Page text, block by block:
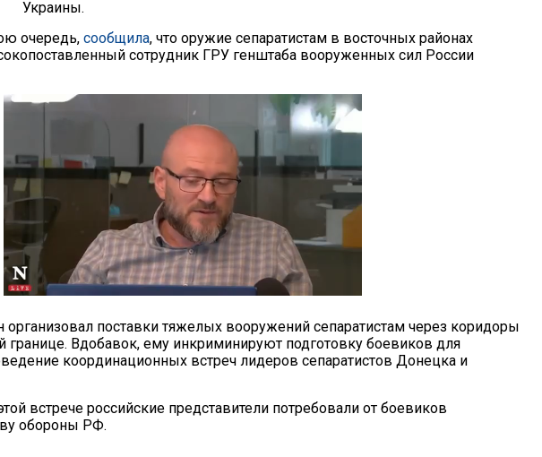
Украины.
очередь, сообщила, что оружие сепаратистам в восточных районах
сотрудник ГРУ генштаба вооруженных сил России
поставки тяжелых вооружений сепаратистам через коридоры
границе. Вдобавок, ему инкриминируют подготовку боевиков для
координационных встреч лидеров сепаратистов Донецка и
встрече российские представители потребовали от боевиков
обороны РФ.